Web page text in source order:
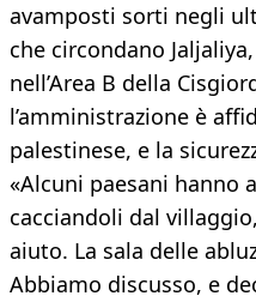
avamposti sorti negli
che circondano
nell’Area B della
l’amministrazione è
palestinese, e la
«Alcuni paesani hanno
cacciandoli dal
aiuto. La sala delle
Abbiamo discusso, e